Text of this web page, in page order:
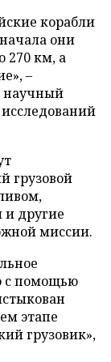
корабли
они
270 км, а
–
научный
грузовой
и другие
миссии.
с помощью
этапе
грузовик»,